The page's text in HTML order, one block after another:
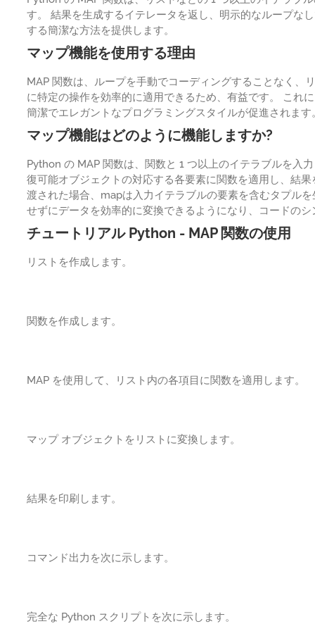
す。 結果を生成するイテレータを返し、明示的なループな
する簡潔な方法を提供します。
マップ機能を使用する理由
MAP 関数は、ループを手動でコーディングすることなく、
に特定の操作を効率的に適用できるため、有益です。 これ
簡潔でエレガントなプログラミングスタイルが促進されます
マップ機能はどのように機能しますか?
Python の MAP 関数は、関数と 1 つ以上のイテラブルを入
復可能オブジェクトの対応する各要素に関数を適用し、結
渡された場合、mapは入力イテラブルの要素を含むタプル
せずにデータを効率的に変換できるようになり、コードの
チュートリアル Python - MAP 関数の使用
リストを作成します。
関数を作成します。
MAP を使用して、リスト内の各項目に関数を適用します。
マップ オブジェクトをリストに変換します。
結果を印刷します。
コマンド出力を次に示します。
完全な Python スクリプトを次に示します。